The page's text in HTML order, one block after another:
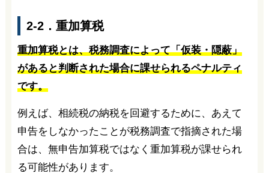
2-2．重加算税
重加算税とは、税務調査によって「仮装・隠蔽」
があると判断された場合に課せられるペナルティ
です。
例えば、相続税の納税を回避するために、あえて
申告をしなかったことが税務調査で指摘された場
合は、無申告加算税ではなく重加算税が課せられ
る可能性があります。